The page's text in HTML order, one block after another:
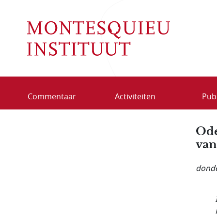
Commentaar Activiteiten